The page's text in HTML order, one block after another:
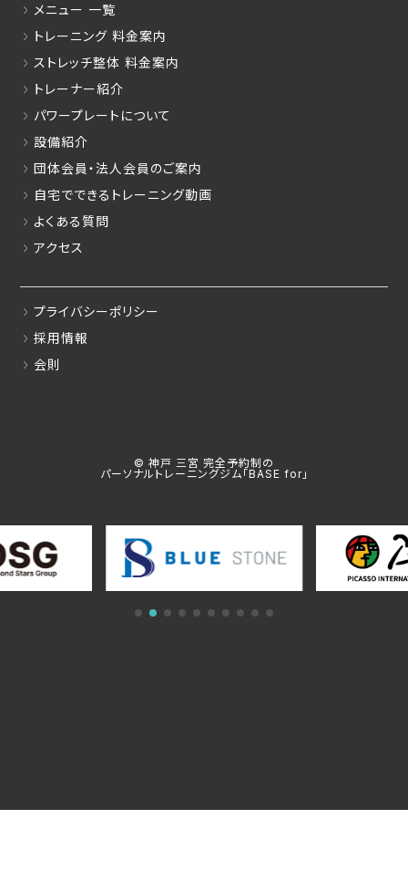
メニュー 一覧
トレーニング 料金案内
ストレッチ整体 料金案内
トレーナー紹介
パワープレートについて
設備紹介
団体会員・法人会員のご案内
自宅でできるトレーニング動画
よくある質問
アクセス
プライバシーポリシー
採用情報
会則
© 神戸 三宮 完全予約制の
パーソナルトレーニングジム「BASE for」